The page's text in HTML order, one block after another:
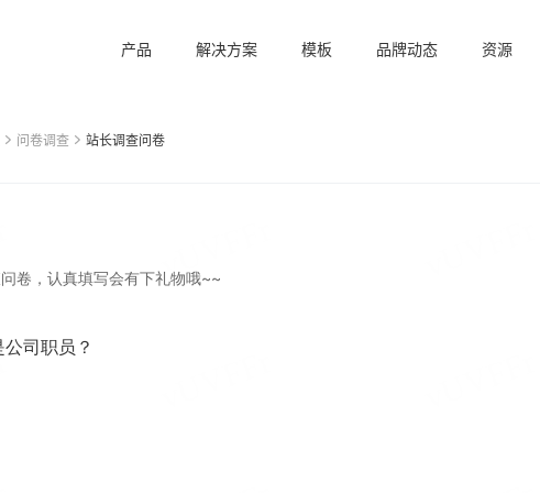
产品 解决方案 模板 品牌动态 资源
问卷调查 站长调查问卷